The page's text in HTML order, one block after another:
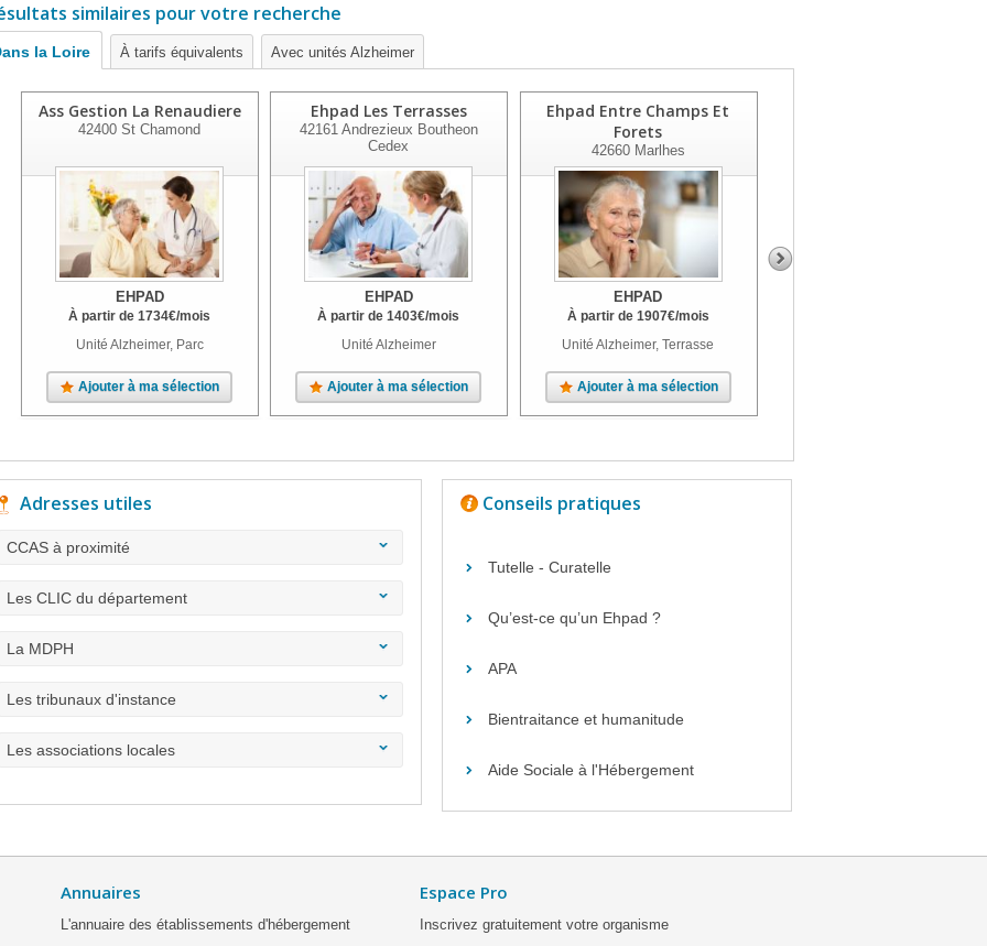
similaires pour votre recherche
la Loire À tarifs équivalents Avec unités Alzheimer
Ass Gestion La Renaudiere
42400 St Chamond
EHPAD
À partir de 1734€/mois
Unité Alzheimer, Parc
Ajouter à ma sélection
Ehpad Les Terrasses
42161Andrezieux Boutheon
Cedex
EHPAD
À partir de1403€/mois
Unité Alzheimer
Ajouter à ma sélection
Ehpad Entre Champs Et
Forets
42660Marlhes
EHPAD
À partir de 1907€/mois
Unité Alzheimer, Terrasse
Ajouter à ma sélection
Adresses utiles
CCAS à proximité
Les CLIC du département
La MDPH
Les tribunaux d'instance
Les associations locales
Conseils pratiques
Tutelle - Curatelle
Qu’est-ce qu’un Ehpad ?
APA
Bientraitance et humanitude
Aide Sociale à l'Hébergement
Annuaires
L'annuaire des établissements d'hébergement
Espace Pro
Inscrivez gratuitement votre organisme